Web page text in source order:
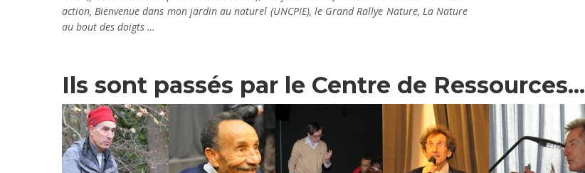
action, Bienvenue dans mon jardin au naturel (UNCPIE), le Grand Rallye Nature, La Nature
au bout des doigts …
Ils sont passés par le Centre de Ressources...